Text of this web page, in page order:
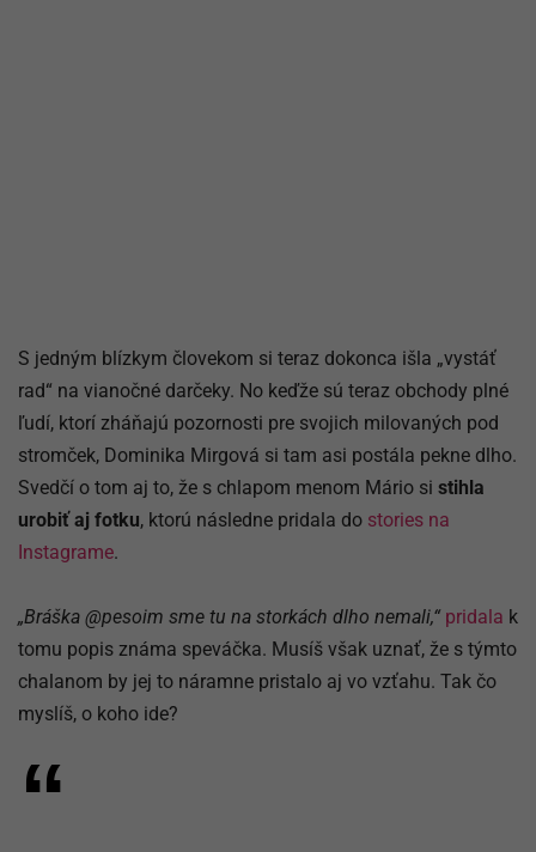
S jedným blízkym človekom si teraz dokonca išla „vystáť
rad“ na vianočné darčeky. No keďže sú teraz obchody plné
ľudí, ktorí zháňajú pozornosti pre svojich milovaných pod
stromček, Dominika Mirgová si tam asi postála pekne dlho.
Svedčí o tom aj to, že s chlapom menom Mário si stihla
urobiť aj fotku, ktorú následne pridala do stories na
Instagrame.
„Bráška @pesoim sme tu na storkách dlho nemali,“ pridala k
tomu popis známa speváčka. Musíš však uznať, že s týmto
chalanom by jej to náramne pristalo aj vo vzťahu. Tak čo
myslíš, o koho ide?